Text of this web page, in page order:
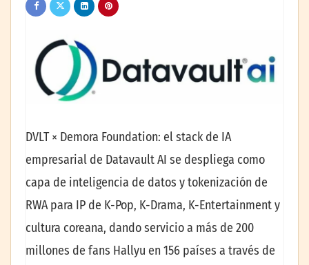
DVLT × Demora Foundation: el stack de IA
empresarial de Datavault AI se despliega como
capa de inteligencia de datos y tokenización de
RWA para IP de K-Pop, K-Drama, K-Entertainment y
cultura coreana, dando servicio a más de 200
millones de fans Hallyu en 156 países a través de